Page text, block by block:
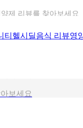
티 헬시딜음식 리뷰영
해보세요